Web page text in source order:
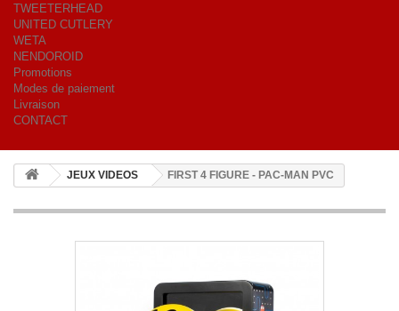
TWEETERHEAD
UNITED CUTLERY
WETA
NENDOROID
Promotions
Modes de paiement
Livraison
CONTACT
JEUX VIDEOS FIRST 4 FIGURE - PAC-MAN PVC